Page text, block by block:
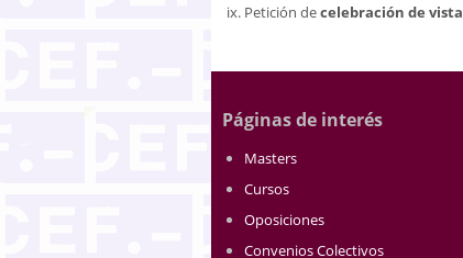
Petición decelebración de vista
Páginas de interés
Masters
Cursos
Oposiciones
Convenios Colectivos